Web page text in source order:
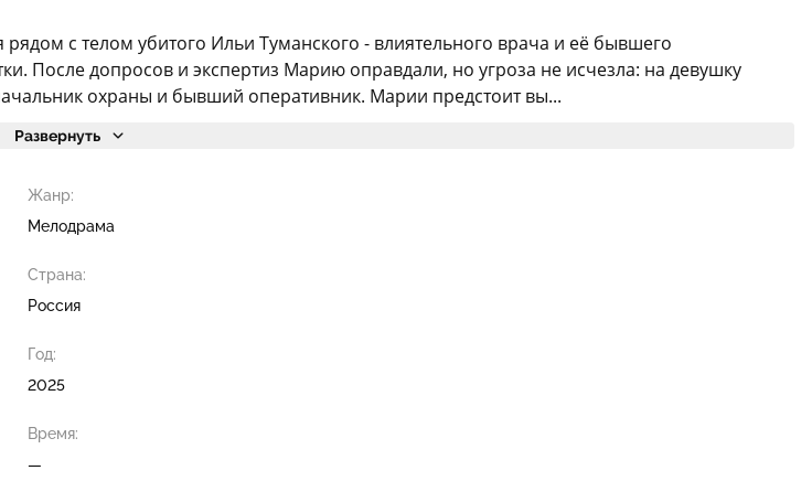
с телом убитого Ильи Туманского - влиятельного врача и её бывшего
После допросов и экспертиз Марию оправдали, но угроза не исчезла: на девушку
охраны и бывший оперативник. Марии предстоит вы...
Развернуть
Жанр:
Мелодрама
Страна:
Россия
Год:
2025
Время:
—